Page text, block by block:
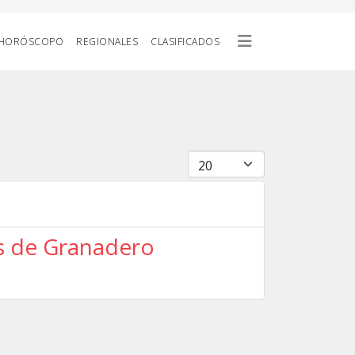
REGIONALES CLASIFICADOS
Cantidad
de Granadero